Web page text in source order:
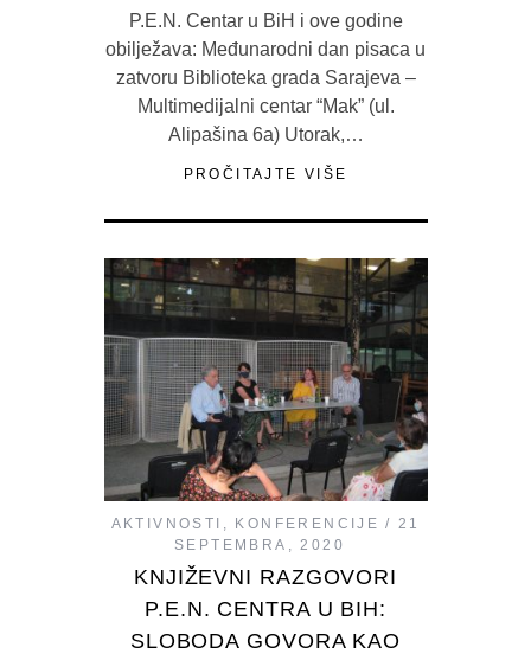
P.E.N. Centar u BiH i ove godine
obilježava: Međunarodni dan pisaca u
zatvoru Biblioteka grada Sarajeva –
Multimedijalni centar “Mak” (ul.
Alipašina 6a) Utorak,…
PROČITAJTE VIŠE
AKTIVNOSTI , KONFERENCIJE
21
SEPTEMBRA, 2020
KNJIŽEVNI RAZGOVORI
P.E.N. CENTRA U BIH:
SLOBODA GOVORA KAO